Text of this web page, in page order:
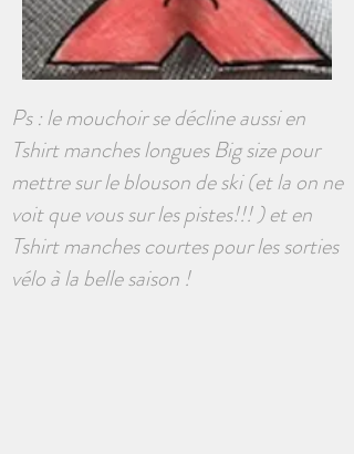
Ps : le mouchoir se décline aussi en
Tshirt manches longues Big size pour
mettre sur le blouson de ski (et la on ne
voit que vous sur les pistes!!! ) et en
Tshirt manches courtes pour les sorties
vélo à la belle saison !